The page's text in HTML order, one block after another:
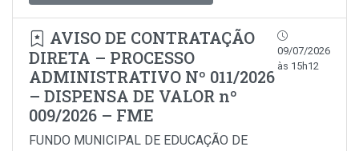
AVISO DE CONTRATAÇÃO
DIRETA – PROCESSO
ADMINISTRATIVO Nº 011/2026
– DISPENSA DE VALOR nº
009/2026 – FME
09/07/2026
às 15h12
FUNDO MUNICIPAL DE EDUCAÇÃO DE